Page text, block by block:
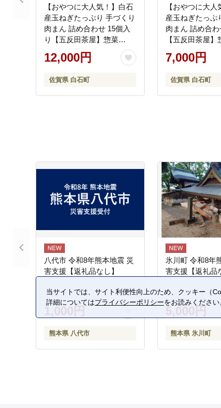
【おやつに大人気！】白石
産玉ねぎたっぷり 手づくり
肉まん 詰め合わせ 15個入
り【五反田茶屋】惣菜
12,000円
佐賀県 白石町
【おやつに大
産玉ねぎたっぷ
肉まん 詰め合わ
【五反田茶屋】
7,000円
佐賀県 白石町
八代市 令和8年熊本地震 災
害支援【返礼品なし】
1,000円
熊本県 八代市
氷川町 令和8年
害支援【返礼品
5,000円
熊本県 氷川町
当サイトでは、サイト利便性向上のため、クッキー（
詳細についてはプライバシーポリシーをお読みください